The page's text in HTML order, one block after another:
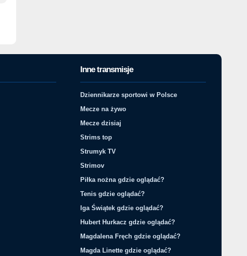
Inne transmisje
Dziennikarze sportowi w Polsce
Mecze na żywo
Mecze dzisiaj
Strims top
Strumyk TV
Strimov
Piłka nożna gdzie oglądać?
Tenis gdzie oglądać?
Iga Świątek gdzie oglądać?
Hubert Hurkacz gdzie oglądać?
Magdalena Fręch gdzie oglądać?
Magda Linette gdzie oglądać?